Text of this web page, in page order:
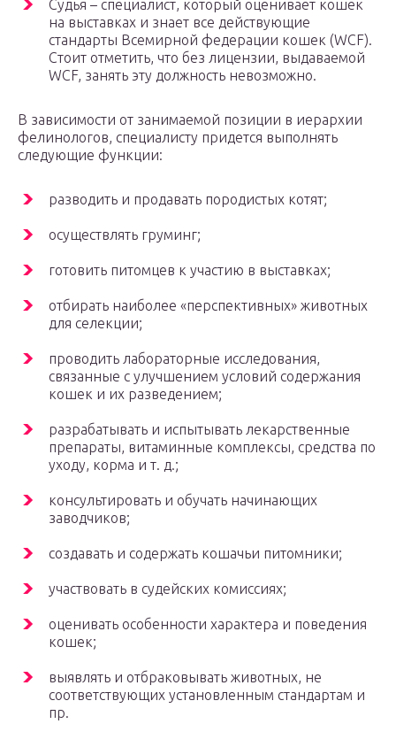
Судья – специалист, который оценивает кошек
на выставках и знает все действующие
стандарты Всемирной федерации кошек (WCF).
Стоит отметить, что без лицензии, выдаваемой
WCF, занять эту должность невозможно.
В зависимости от занимаемой позиции в иерархии
фелинологов, специалисту придется выполнять
следующие функции:
разводить и продавать породистых котят;
осуществлять груминг;
готовить питомцев к участию в выставках;
отбирать наиболее «перспективных» животных
для селекции;
проводить лабораторные исследования,
связанные с улучшением условий содержания
кошек и их разведением;
разрабатывать и испытывать лекарственные
препараты, витаминные комплексы, средства по
уходу, корма и т. д.;
консультировать и обучать начинающих
заводчиков;
создавать и содержать кошачьи питомники;
участвовать в судейских комиссиях;
оценивать особенности характера и поведения
кошек;
выявлять и отбраковывать животных, не
соответствующих установленным стандартам и
пр.